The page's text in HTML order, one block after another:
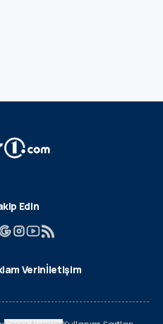
Edin
Verinİletişim